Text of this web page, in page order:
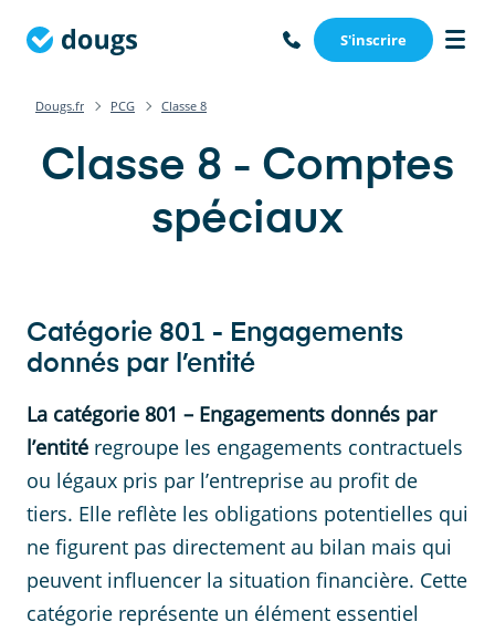
S'inscrire
Dougs.fr PCG Classe 8
Classe 8 - Comptes
spéciaux
Catégorie 801 - Engagements
donnés par l’entité
La catégorie 801 – Engagements donnés par
l’entité regroupe les engagements contractuels
ou légaux pris par l’entreprise au profit de
tiers. Elle reflète les obligations potentielles qui
ne figurent pas directement au bilan mais qui
peuvent influencer la situation financière. Cette
catégorie représente un élément essentiel